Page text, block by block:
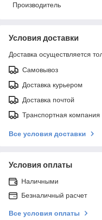
Производитель
Условия доставки
Доставка осуществляется
Самовывоз
Доставка курьером
Доставка почтой
Транспортная компания
Все условия доставки
Условия оплаты
Наличными
Безналичный расчет
Все условия оплаты